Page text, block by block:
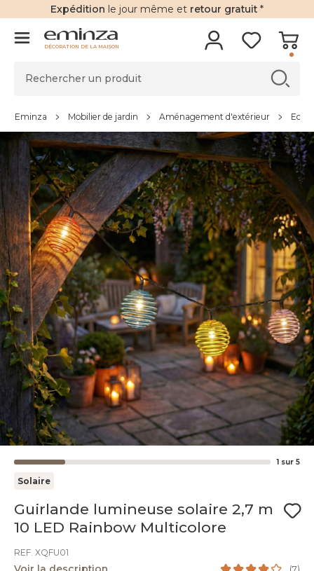
Expédition le jour même et retour gratuit *
DÉCORATION DE LA MAISON
Eminza Mobilier de jardin Aménagement d'extérieur
1 sur 5
Solaire
Guirlande lumineuse solaire 2,7 m
10 LED Rainbow Multicolore
REF. XQFU01
(7)